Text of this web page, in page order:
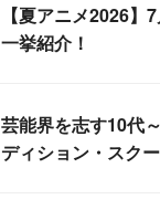
【夏アニメ2026】
一挙紹介！
芸能界を志す10代
ディション・スク